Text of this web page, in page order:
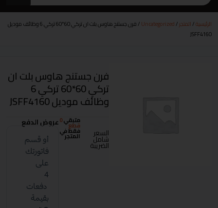
الرئيسية/المتجر/
Uncategorized
/ فرن جستنج هاوس بلت ان تركي 60*60 تركي 6 وظائف موديل
JSFF4160
فرن جستنج هاوس بلت ان
تركي 60*60 تركي 6
وظائف موديل JSFF4160
السعر
شامل
الضريبة
متبقي0
قطع
فقط في
المتجر
عروض الدفع